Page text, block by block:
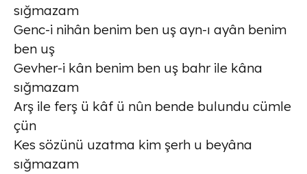
sığmazam
Genc-i nihân benim ben uş ayn-ı ayân benim
ben uş
Gevher-i kân benim ben uş bahr ile kâna
sığmazam
Arş ile ferş ü kâf ü nûn bende bulundu cümle
çün
Kes sözünü uzatma kim şerh u beyâna
sığmazam